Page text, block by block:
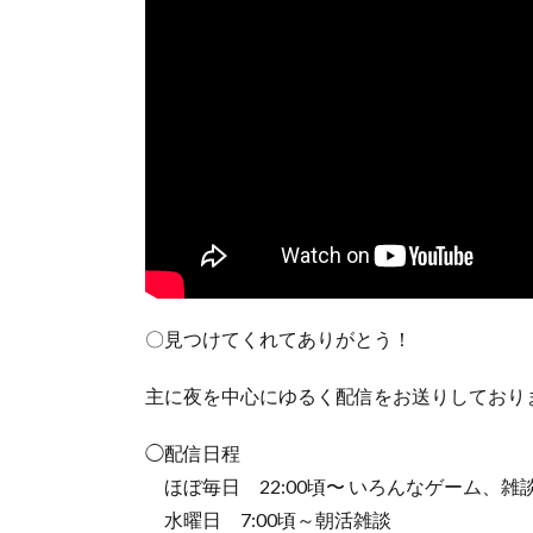
〇見つけてくれてありがとう！
主に夜を中心にゆるく配信をお送りしており
◯配信日程
ほぼ毎日 22:00頃〜 いろんなゲーム、雑
水曜日 7:00頃～朝活雑談